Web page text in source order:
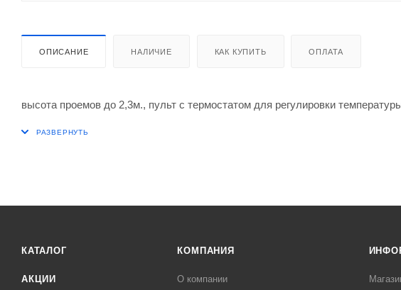
ОПИСАНИЕ НАЛИЧИЕ КАК КУПИТЬ ОПЛАТА
высота проемов до 2,3м., пульт с термостатом для регулировки
КАТАЛОГ
АКЦИИ
КОМПАНИЯ
О компании